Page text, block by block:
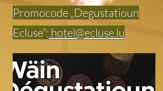
Promocode „Degustatioun
Ecluse“: hotel@ecluse.lu